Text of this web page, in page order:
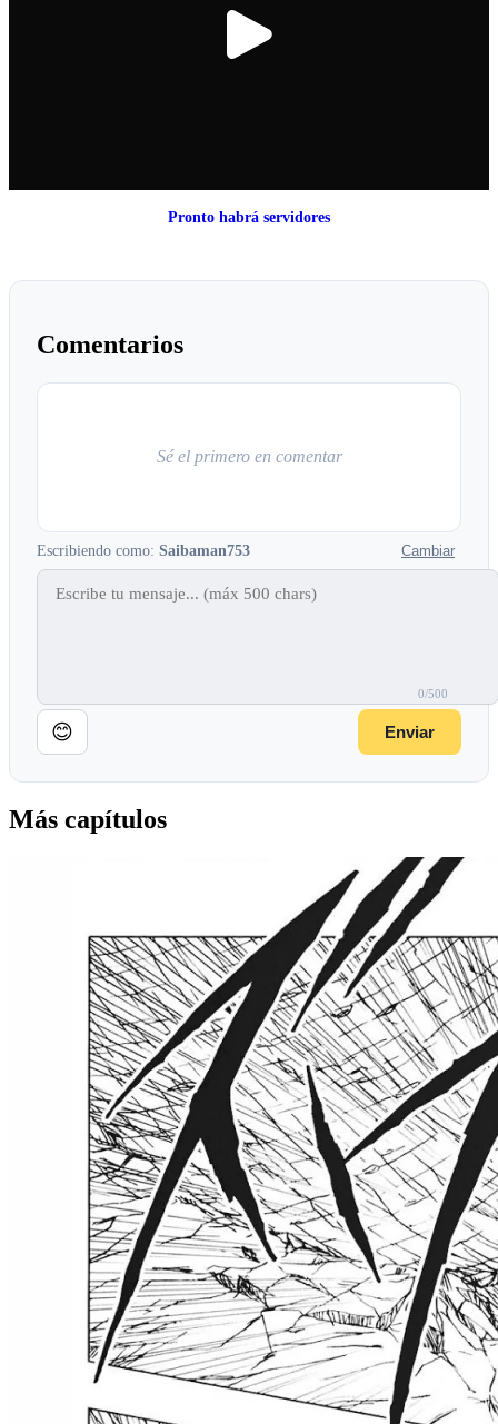
Pronto habrá servidores
Comentarios
Sé el primero en comentar
Escribiendo como: Saibaman753 Cambiar
0/500
😊 Enviar
Más capítulos